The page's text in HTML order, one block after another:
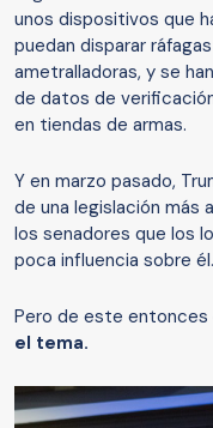
unos dispositivos que
puedan disparar
ametralladoras, y se
de datos de
en tiendas de armas.
Y en marzo pasado,
de una legislación más
los senadores que los
poca influencia sobre él.
Pero de este
el tema.